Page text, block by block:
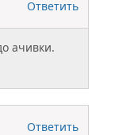
Ответить
ачивки.
Ответить